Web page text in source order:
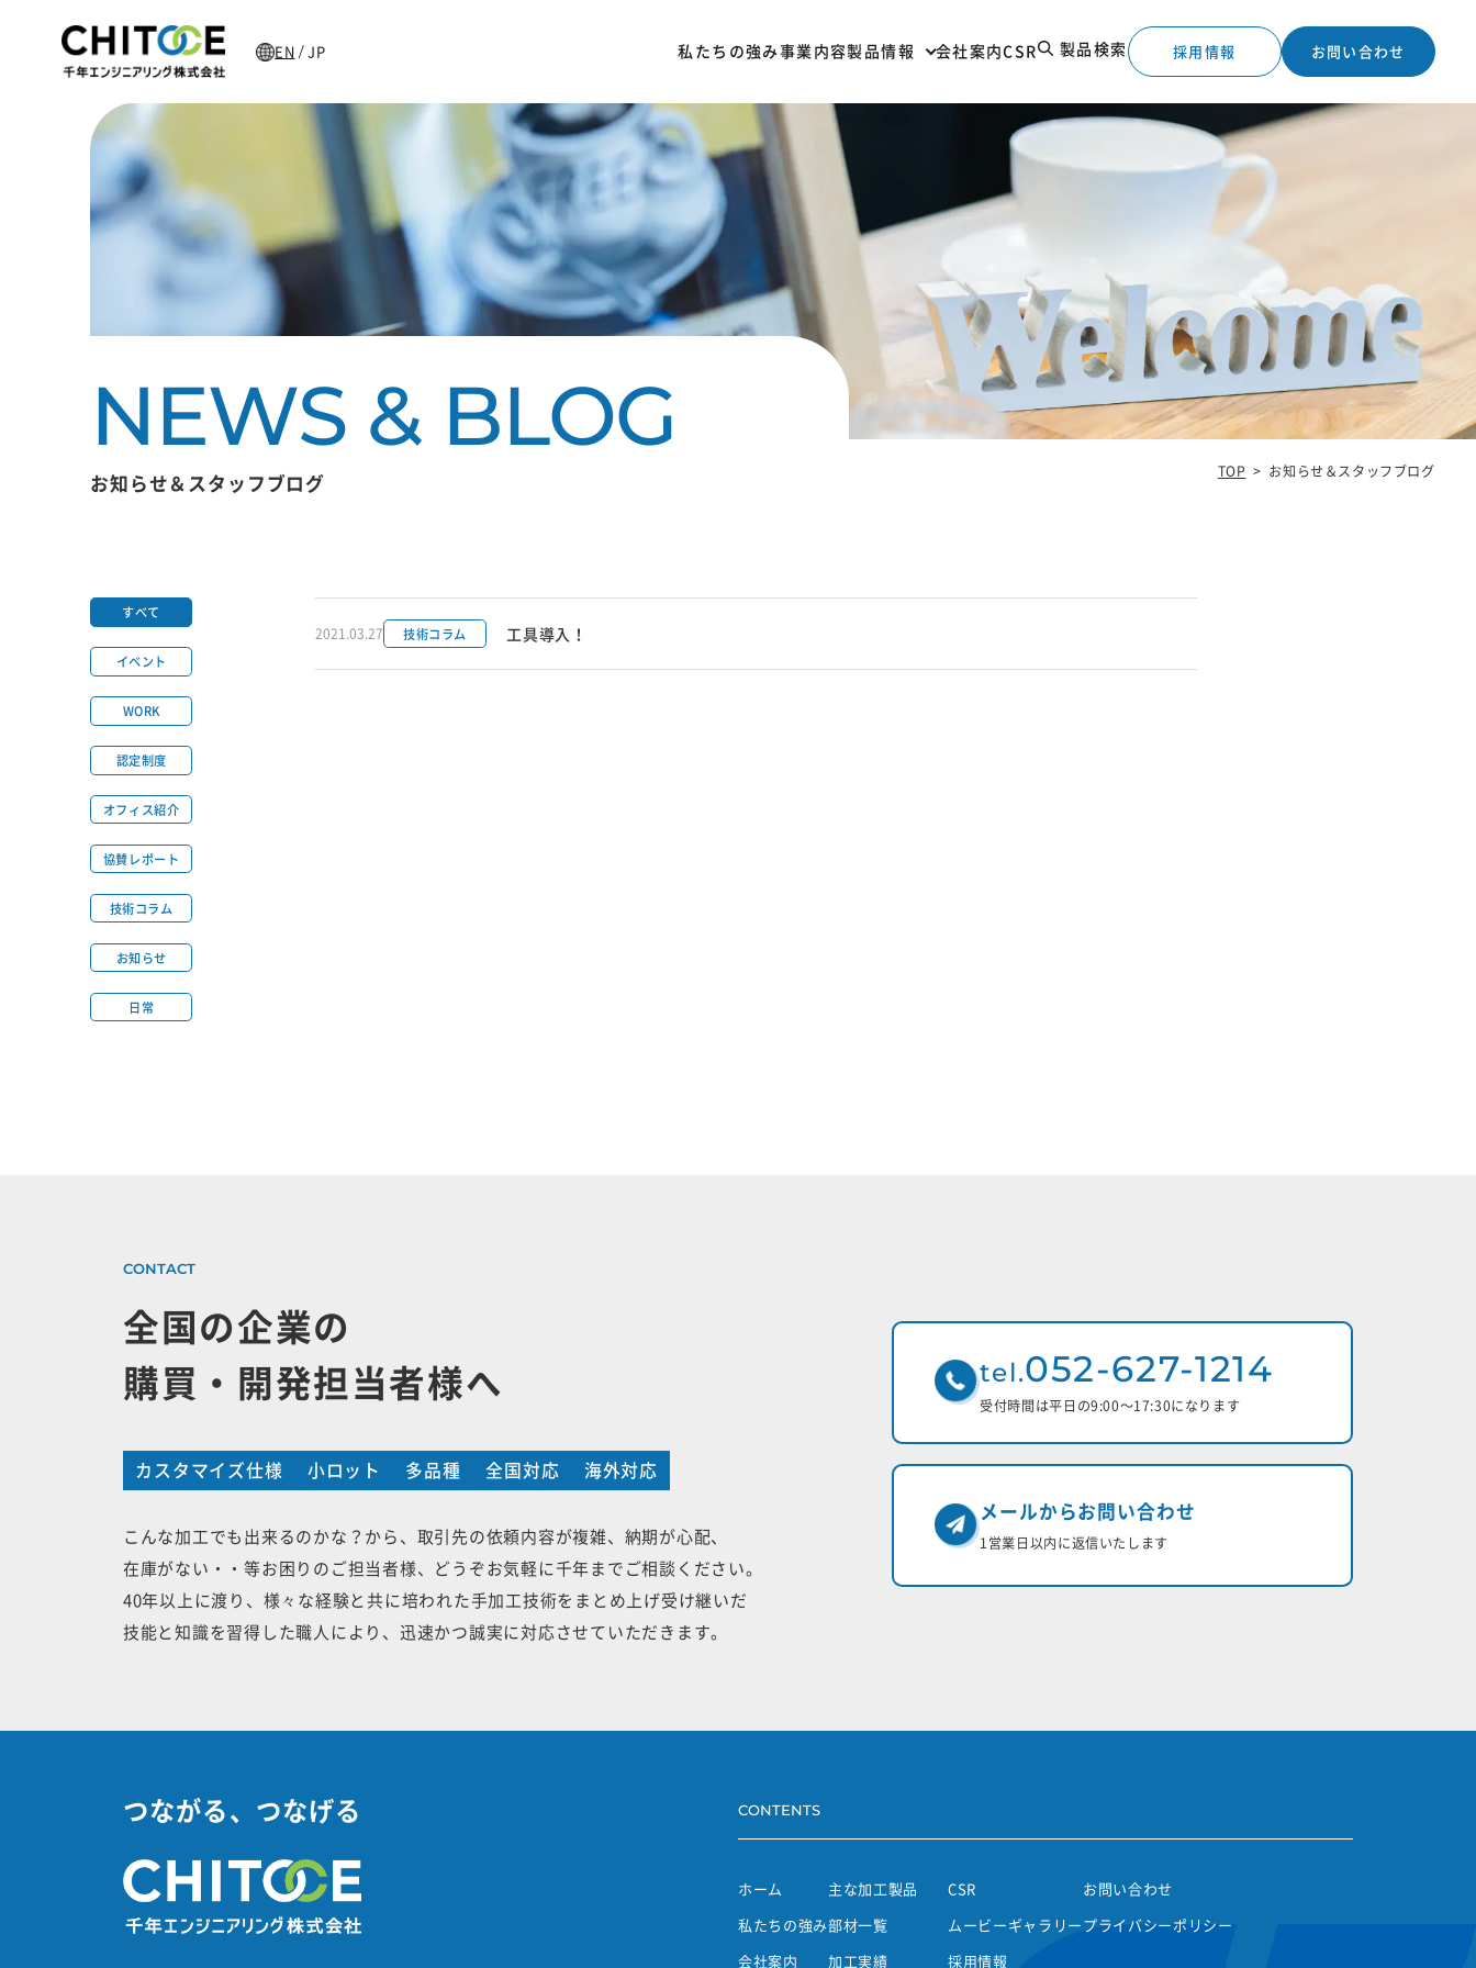
EN / JP 私たちの強み事業内容製品情報
主な加工製品 部材一覧 加工実績
会社案内CSR 製品検索 採用情報 お問い合わせ
TOP > お知らせ＆スタッフブログ
お知らせ＆スタッフブログ
すべて
イベント
WORK
認定制度
オフィス紹介
協賛レポート
技術コラム
お知らせ
日常
2021.03.27 技術コラム 工具導入！
全国の企業の
購買・開発担当者様へ
カスタマイズ仕様 小ロット 多品種 全国対応 海外対応
こんな加工でも出来るのかな？から、取引先の依頼内容が複雑、納期が心配、
在庫がない・・等お困りのご担当者様、どうぞお気軽に千年までご相談ください。
40年以上に渡り、様々な経験と共に培われた手加工技術をまとめ上げ受け継いだ
技能と知識を習得した職人により、迅速かつ誠実に対応させていただきます。
tel.052-627-1214
受付時間は平日の9:00〜17:30になります
メールからお問い合わせ
1営業日以内に返信いたします
つながる、つなげる CONTENTS
ホーム
私たちの強み
会社案内
主な加工製品
部材一覧
加工実績
CSR
ムービーギャラリー
採用情報
お問い合わせ
プライバシーポリシー